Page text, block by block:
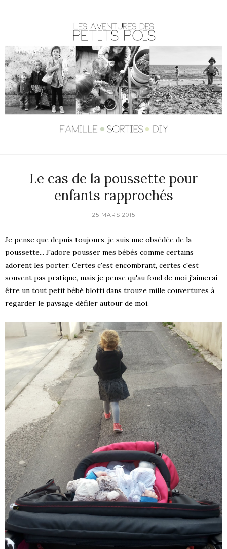
Le cas de la poussette pour
enfants rapprochés
25 MARS 2015
Je pense que depuis toujours, je suis une obsédée de la
poussette... J'adore pousser mes bébés comme certains
adorent les porter. Certes c'est encombrant, certes c'est
souvent pas pratique, mais je pense qu'au fond de moi j'aimerai
être un tout petit bébé blotti dans trouze mille couvertures à
regarder le paysage défiler autour de moi.